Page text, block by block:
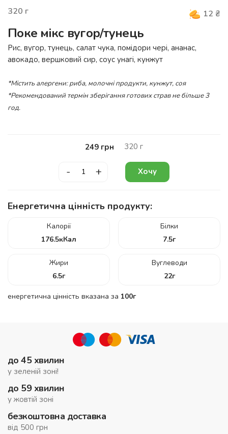
320 г 12 ₴
Поке мікс вугор/тунець
Рис, вугор, тунець, салат чука, помідори чері, ананас,
авокадо, вершковий сир, соус унагі, кунжут
*Містить алергени: риба, молочні продукти, кунжут, соя
*Рекомендований термін зберігання готових страв не більше 3
год.
249 грн 320 г
- + Хочу
Енергетична цінність продукту:
Калорії
176.5кКал
Білки
7.5г
Жири
6.5г
Вуглеводи
22г
енергетична цінність вказана за 100г
до 45 хвилин
у зеленій зоні!
до 59 хвилин
у жовтій зоні
безкоштовна доставка
від 500 грн